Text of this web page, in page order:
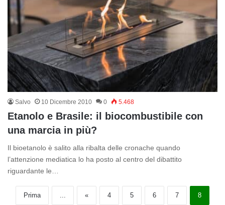
Salvo 10 Dicembre 2010 0 5.468
Etanolo e Brasile: il biocombustibile con
una marcia in più?
Il bioetanolo è salito alla ribalta delle cronache quando
l’attenzione mediatica lo ha posto al centro del dibattito
riguardante le…
Prima « 4 5 6 7 8